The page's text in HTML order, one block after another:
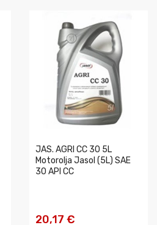
JAS. AGRI CC 30 5L
Motorolja Jasol (5L) SAE
30 API CC
20,17 €